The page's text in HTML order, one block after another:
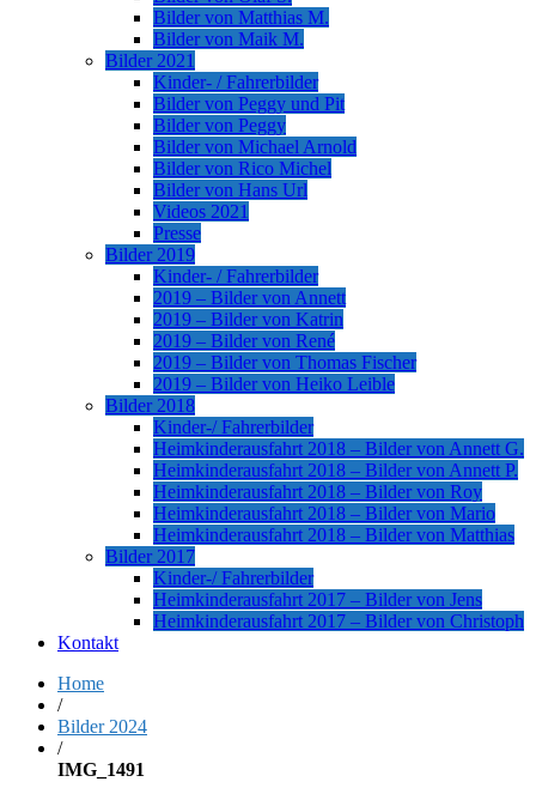
Bilder von Matthias M.
Bilder von Maik M.
Bilder 2021
Kinder- / Fahrerbilder
Bilder von Peggy und Pit
Bilder von Peggy
Bilder von Michael Arnold
Bilder von Rico Michel
Bilder von Hans Url
Videos 2021
Presse
Bilder 2019
Kinder- / Fahrerbilder
2019 – Bilder von Annett
2019 – Bilder von Katrin
2019 – Bilder von René
2019 – Bilder von Thomas Fischer
2019 – Bilder von Heiko Leible
Bilder 2018
Kinder-/ Fahrerbilder
Heimkinderausfahrt 2018 – Bilder von Annett G.
Heimkinderausfahrt 2018 – Bilder von Annett P.
Heimkinderausfahrt 2018 – Bilder von Roy
Heimkinderausfahrt 2018 – Bilder von Mario
Heimkinderausfahrt 2018 – Bilder von Matthias
Bilder 2017
Kinder-/ Fahrerbilder
Heimkinderausfahrt 2017 – Bilder von Jens
Heimkinderausfahrt 2017 – Bilder von Christoph
Kontakt
Home
/
Bilder 2024
/
IMG_1491